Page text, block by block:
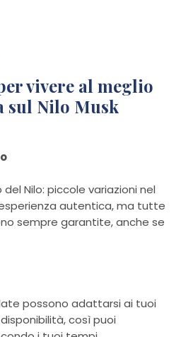
vivere al meglio
sul Nilo Musk
Nilo: piccole variazioni nel
autentica, ma tutte
sempre garantite, anche se
possono adattarsi ai tuoi
così puoi